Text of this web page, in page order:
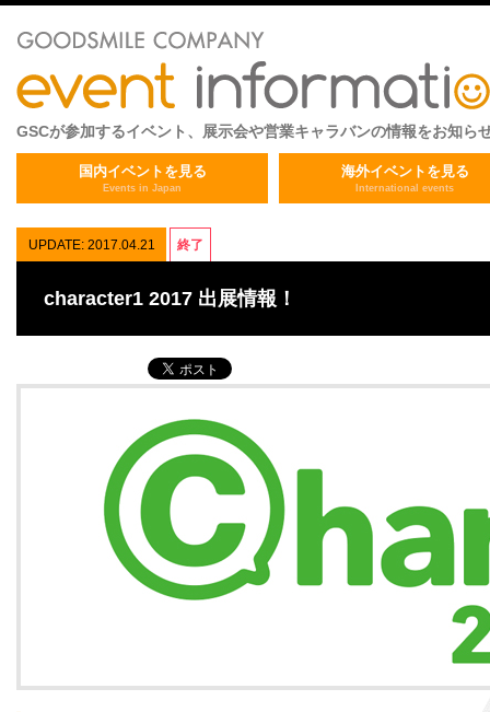
GSCが参加するイベント、展示会や営業キャラバンの情報をお知ら
国内イベントを見る
Events in Japan
海外イベントを見る
International events
UPDATE: 2017.04.21 終了
character1 2017 出展情報！